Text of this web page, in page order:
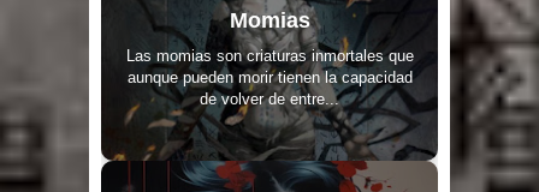
Momias
Las momias son criaturas inmortales que
aunque pueden morir tienen la capacidad
de volver de entre...